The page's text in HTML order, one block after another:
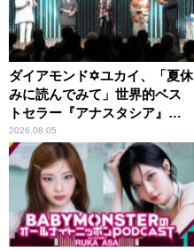
ダイアモンド✡ユカイ、「夏休
みに読んでみて」世界的ベス
トセラー『アナスタシア』を
紹介
2026.08.05